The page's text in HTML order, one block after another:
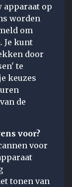
op
worden
om
Je kunt
door
te
keuzes
de
voor?
voor
tonen van